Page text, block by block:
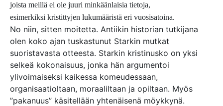
joista meillä ei ole juuri minkäänlaisia tietoja,
esimerkiksi kristittyjen lukumääristä eri vuosisatoina.
No niin, sitten moitetta. Antiikin historian tutkijana
olen koko ajan tuskastunut Starkin mutkat
suoristavasta otteesta. Starkin kristinusko on yksi
selkeä kokonaisuus, jonka hän argumentoi
ylivoimaiseksi kaikessa komeudessaan,
organisaatioltaan, moraaliltaan ja opiltaan. Myös
”pakanuus” käsitellään yhtenäisenä möykkynä.